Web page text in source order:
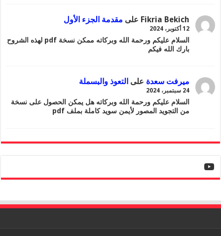
Fikria Bekichعلى مقدمة الجزء الأول
12 أكتوبر، 2024
السلام عليكم ورحمة الله وبركاته ممكن نسخة pdf لهذه الشروح
بارك الله فيكم
ميرفت سعدةعلى التعوذ والبسملة
24 سبتمبر، 2024
السلام عليكم ورحمة الله وبركاته هل يمكن الحصول على نسخة
من التجويد المصور لأيمن سويد كاملة بملف pdf
YouTube